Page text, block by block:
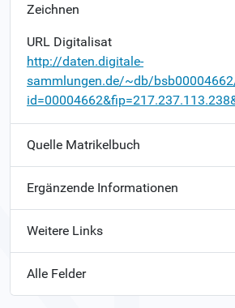
Zeichnen
URL Digitalisat
http://daten.digitale-
sammlungen.de/~db/
Quelle Matrikelbuch
Ergänzende Informationen
Weitere Links
Alle Felder